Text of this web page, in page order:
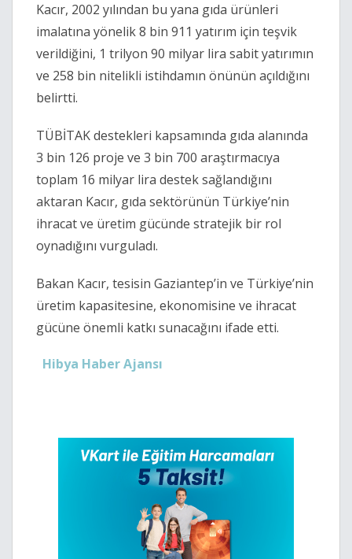
Kacır, 2002 yılından bu yana gıda ürünleri
imalatına yönelik 8 bin 911 yatırım için teşvik
verildiğini, 1 trilyon 90 milyar lira sabit yatırımın
ve 258 bin nitelikli istihdamın önünün açıldığını
belirtti.
TÜBİTAK destekleri kapsamında gıda alanında
3 bin 126 proje ve 3 bin 700 araştırmacıya
toplam 16 milyar lira destek sağlandığını
aktaran Kacır, gıda sektörünün Türkiye’nin
ihracat ve üretim gücünde stratejik bir rol
oynadığını vurguladı.
Bakan Kacır, tesisin Gaziantep’in ve Türkiye’nin
üretim kapasitesine, ekonomisine ve ihracat
gücüne önemli katkı sunacağını ifade etti.
Hibya Haber Ajansı